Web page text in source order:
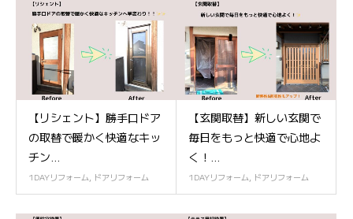
【リシェント】勝手口ドア
の取替で暖かく快適なキッ
チン...
1DAYリフォーム, ドアリフォーム
【玄関取替】新しい玄関で
毎日をもっと快適で心地よ
く！...
1DAYリフォーム, ドアリフォーム